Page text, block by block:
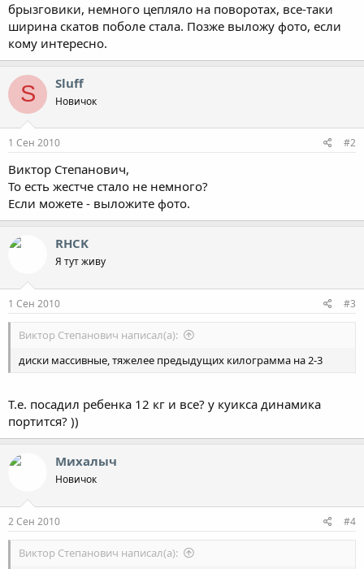
брызговики, немного цепляло на поворотах, все-таки
ширина скатов поболе стала. Позже выложу фото, если
кому интересно.
S Sluff
Новичок
1 Сен 2010 #2
Виктор Степанович,
То есть жестче стало не немного?
Если можете - выложите фото.
RHCK
Я тут живу
1 Сен 2010 #3
Виктор Степанович написал(а):
диски массивные, тяжелее предыдущих килограмма на 2-3
Т.е. посадил ребенка 12 кг и все? у куикса динамика
портится? ))
Михалыч
Новичок
2 Сен 2010 #4
Виктор Степанович написал(а):